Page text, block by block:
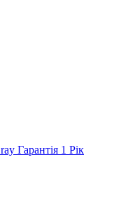
Гарантія 1 Рік